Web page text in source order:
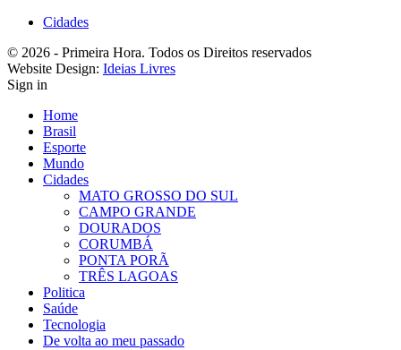
Cidades
© 2026 - Primeira Hora. Todos os Direitos reservados
Website Design: Ideias Livres
Sign in
Home
Brasil
Esporte
Mundo
Cidades
MATO GROSSO DO SUL
CAMPO GRANDE
DOURADOS
CORUMBÁ
PONTA PORÃ
TRÊS LAGOAS
Politica
Saúde
Tecnologia
De volta ao meu passado